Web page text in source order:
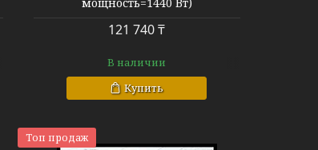
121 740 ₸
В наличии
Купить
Топ продаж